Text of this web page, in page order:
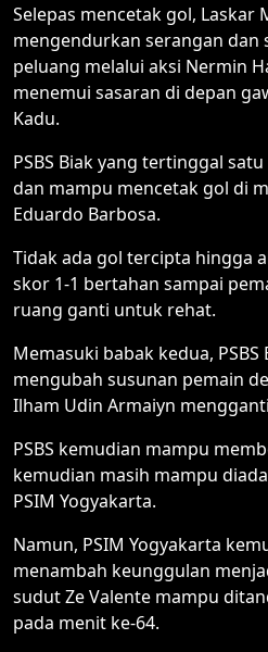
Selepas mencetak gol, Laskar
mengendurkan serangan dan
peluang melalui aksi Nermin
menemui sasaran di depan
Kadu.
PSBS Biak yang tertinggal
dan mampu mencetak gol di
Eduardo Barbosa.
Tidak ada gol tercipta hingga
skor 1-1 bertahan sampai
ruang ganti untuk rehat.
Memasuki babak kedua, PSBS
mengubah susunan pemain
Ilham Udin Armaiyn
PSBS kemudian mampu
kemudian masih mampu
PSIM Yogyakarta.
Namun, PSIM Yogyakarta
menambah keunggulan
sudut Ze Valente mampu
pada menit ke-64.